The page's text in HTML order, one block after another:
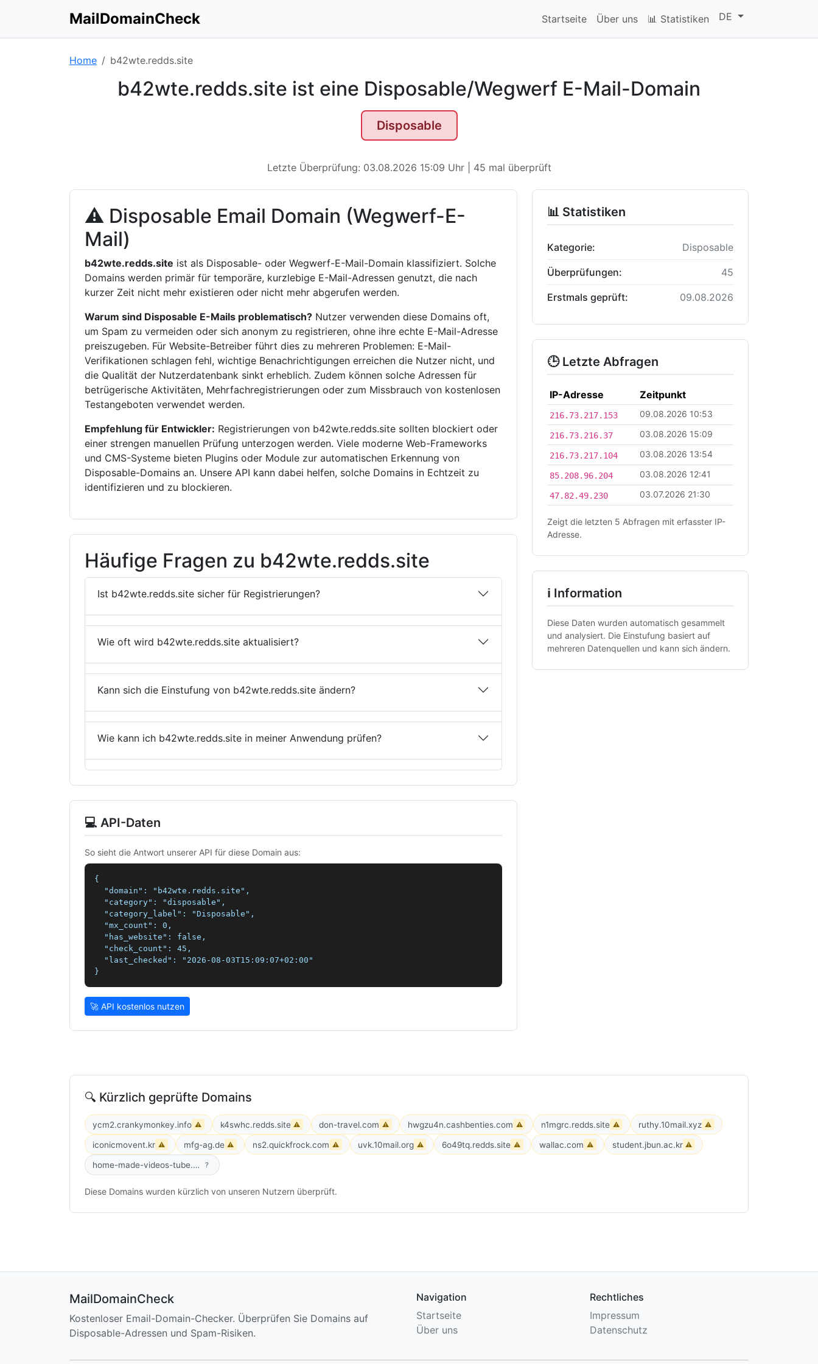
MailDomainCheck Startseite Über uns 📊 Statistiken DE
Home b42wte.redds.site
b42wte.redds.site ist eine Disposable/Wegwerf E-Mail-Domain
Disposable
Letzte Überprüfung: 03.08.2026 15:09 Uhr | 45 mal überprüft
⚠ Disposable Email Domain (Wegwerf-E-
Mail)
b42wte.redds.site ist als Disposable- oder Wegwerf-E-Mail-Domain klassifiziert. Solche
Domains werden primär für temporäre, kurzlebige E-Mail-Adressen genutzt, die nach
kurzer Zeit nicht mehr existieren oder nicht mehr abgerufen werden.
Warum sind Disposable E-Mails problematisch? Nutzer verwenden diese Domains oft,
um Spam zu vermeiden oder sich anonym zu registrieren, ohne ihre echte E-Mail-Adresse
preiszugeben. Für Website-Betreiber führt dies zu mehreren Problemen: E-Mail-
Verifikationen schlagen fehl, wichtige Benachrichtigungen erreichen die Nutzer nicht, und
die Qualität der Nutzerdatenbank sinkt erheblich. Zudem können solche Adressen für
betrügerische Aktivitäten, Mehrfachregistrierungen oder zum Missbrauch von kostenlosen
Testangeboten verwendet werden.
Empfehlung für Entwickler: Registrierungen von b42wte.redds.site sollten blockiert oder
einer strengen manuellen Prüfung unterzogen werden. Viele moderne Web-Frameworks
und CMS-Systeme bieten Plugins oder Module zur automatischen Erkennung von
Disposable-Domains an. Unsere API kann dabei helfen, solche Domains in Echtzeit zu
identifizieren und zu blockieren.
Häufige Fragen zu b42wte.redds.site
Ist b42wte.redds.site sicher für Registrierungen?
Wie oft wird b42wte.redds.site aktualisiert?
Kann sich die Einstufung von b42wte.redds.site ändern?
Wie kann ich b42wte.redds.site in meiner Anwendung prüfen?
💻 API-Daten
So sieht die Antwort unserer API für diese Domain aus:
{
  "domain": "b42wte.redds.site",
  "category": "disposable",
  "category_label": "Disposable",
  "mx_count": 0,
  "has_website": false,
  "check_count": 45,
  "last_checked": "2026-08-03T15:09:07+02:00"
}
🚀 API kostenlos nutzen
📊 Statistiken
Kategorie: Disposable
Überprüfungen: 45
Erstmals geprüft: 09.08.2026
🕒 Letzte Abfragen
IP-Adresse Zeitpunkt
216.73.217.153 09.08.2026 10:53
216.73.216.37 03.08.2026 15:09
216.73.217.104 03.08.2026 13:54
85.208.96.204 03.08.2026 12:41
47.82.49.230 03.07.2026 21:30
Zeigt die letzten 5 Abfragen mit erfasster IP-
Adresse.
ℹ Information
Diese Daten wurden automatisch gesammelt
und analysiert. Die Einstufung basiert auf
mehreren Datenquellen und kann sich ändern.
🔍 Kürzlich geprüfte Domains
ycm2.crankymonkey.info ⚠ k4swhc.redds.site ⚠ don-travel.com ⚠ hwgzu4n.cashbenties.com ⚠ n1mgrc.redds.site ⚠ ruthy.10mail.xyz ⚠
iconicmovent.kr ⚠ mfg-ag.de ⚠ ns2.quickfrock.com ⚠ uvk.10mail.org ⚠ 6o49tq.redds.site ⚠ wallac.com ⚠ student.jbun.ac.kr ⚠
home-made-videos-tube.com ?
Diese Domains wurden kürzlich von unseren Nutzern überprüft.
MailDomainCheck
Kostenloser Email-Domain-Checker. Überprüfen Sie Domains auf
Disposable-Adressen und Spam-Risiken.
Navigation
Startseite
Über uns
Rechtliches
Impressum
Datenschutz